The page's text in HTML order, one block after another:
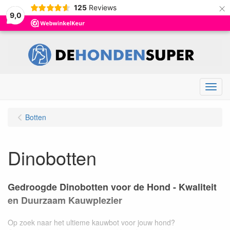
9,0
125 Reviews ×
Menu
Botten
Dinobotten
Gedroogde Dinobotten voor de Hond - Kwaliteit
en Duurzaam Kauwplezier
Op zoek naar het ultieme kauwbot voor jouw hond?